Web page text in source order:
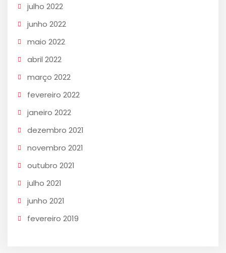
julho 2022
junho 2022
maio 2022
abril 2022
março 2022
fevereiro 2022
janeiro 2022
dezembro 2021
novembro 2021
outubro 2021
julho 2021
junho 2021
fevereiro 2019